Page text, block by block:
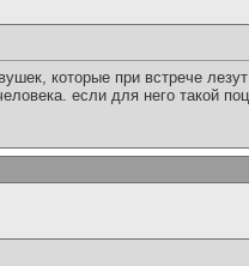
которые при встрече
если для него такой